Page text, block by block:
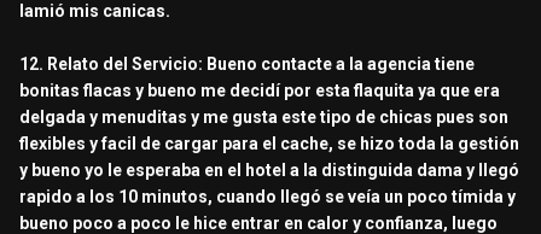
lamió mis canicas.
12. Relato del Servicio: Bueno contacte a la agencia tiene
bonitas flacas y bueno me decidí por esta flaquita ya que era
delgada y menuditas y me gusta este tipo de chicas pues son
flexibles y facil de cargar para el cache, se hizo toda la gestión
y bueno yo le esperaba en el hotel a la distinguida dama y llegó
rapido a los 10 minutos, cuando llegó se veía un poco tímida y
bueno poco a poco le hice entrar en calor y confianza, luego